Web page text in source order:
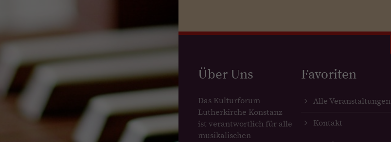
Über Uns
Das Kulturforum
Lutherkirche Konstanz
ist verantwortlich für alle
musikalischen
Favoriten
Alle Veranstaltungen
Kontakt